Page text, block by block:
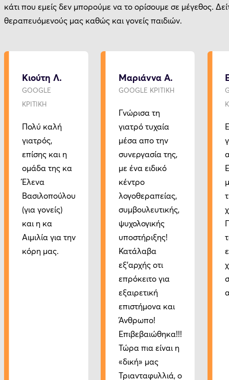
κάτι που εμείς δεν μπορούμε να το ορίσουμε σε μέγεθος.
θεραπευόμενούς μας καθώς και γονείς παιδιών.
Κιούτη Λ.
GOOGLE
ΚΡΙΤΙΚΗ
Πολύ καλή
γιατρός,
επίσης και η
ομάδα της κα
Έλενα
Βασιλοπούλου
(για γονείς)
και η κα
Αιμιλία για την
κόρη μας.
Μαριάννα Α.
GOOGLE ΚΡΙΤΙΚΗ
Γνώρισα τη
γιατρό τυχαία
μέσα απο την
συνεργασία της,
με ένα ειδικό
κέντρο
λογοθεραπείας,
συμβουλευτικής,
ψυχολογικής
υποστήριξης!
Κατάλαβα
εξ'αρχής οτι
επρόκειτο για
εξαιρετική
επιστήμονα και
Άνθρωπο!
Επιβεβαιώθηκα!!!
Τώρα πια είναι η
«δική» μας
Τριανταφυλλιά, ο